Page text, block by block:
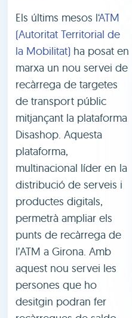
Els últims mesos l‘ATM
(Autoritat Territorial de
la Mobilitat) ha posat en
marxa un nou servei de
recàrrega de targetes
de transport públic
mitjançant la plataforma
Disashop. Aquesta
plataforma,
multinacional líder en la
distribució de serveis i
productes digitals,
permetrà ampliar els
punts de recàrrega de
l’ATM a Girona. Amb
aquest nou servei les
persones que ho
desitgin podran fer